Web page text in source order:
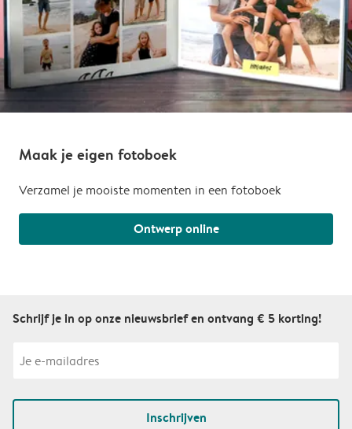
Maak je eigen fotoboek
Verzamel je mooiste momenten in een fotoboek
Ontwerp online
Schrijf je in op onze nieuwsbrief en ontvang € 5 korting!
Inschrijven